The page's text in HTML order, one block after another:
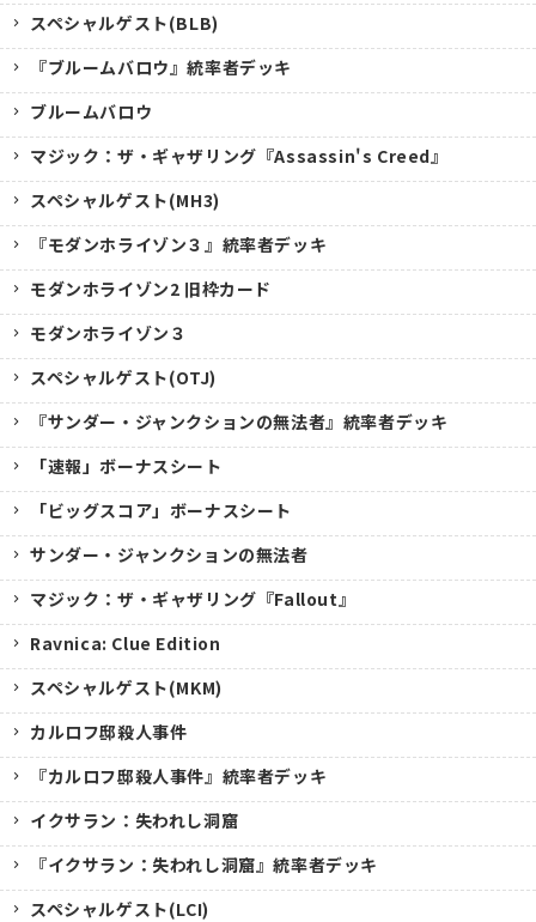
スペシャルゲスト(BLB)
『ブルームバロウ』統率者デッキ
ブルームバロウ
マジック：ザ・ギャザリング『Assassin's Creed』
スペシャルゲスト(MH3)
『モダンホライゾン３』統率者デッキ
モダンホライゾン2 旧枠カード
モダンホライゾン３
スペシャルゲスト(OTJ)
『サンダー・ジャンクションの無法者』統率者デッキ
「速報」ボーナスシート
「ビッグスコア」ボーナスシート
サンダー・ジャンクションの無法者
マジック：ザ・ギャザリング『Fallout』
Ravnica: Clue Edition
スペシャルゲスト(MKM)
カルロフ邸殺人事件
『カルロフ邸殺人事件』統率者デッキ
イクサラン：失われし洞窟
『イクサラン：失われし洞窟』統率者デッキ
スペシャルゲスト(LCI)